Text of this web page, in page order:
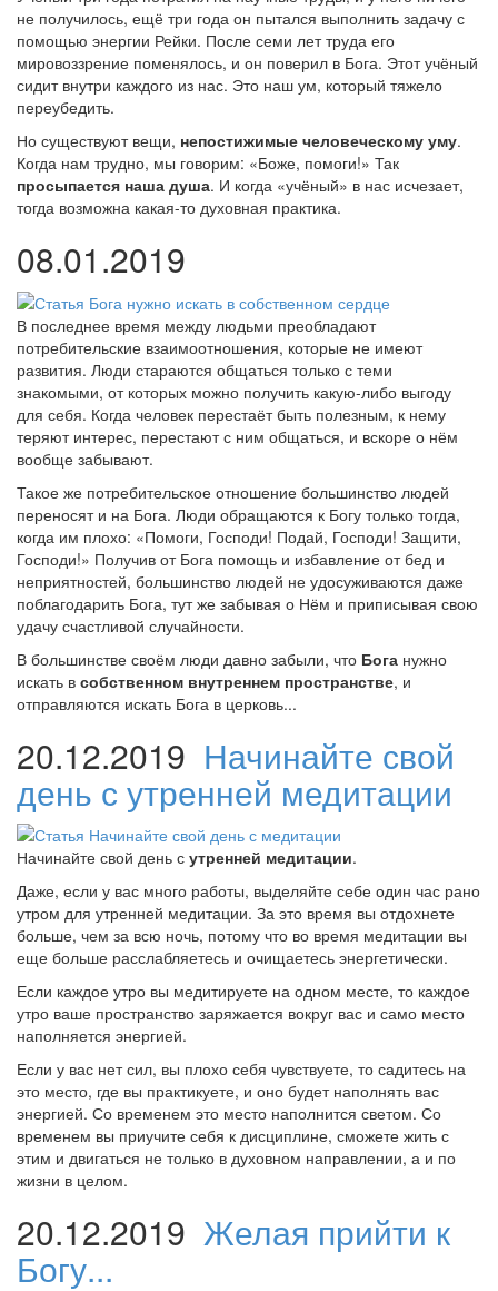
не получилось, ещё три года он пытался выполнить задачу с
помощью энергии Рейки. После семи лет труда его
мировоззрение поменялось, и он поверил в Бога. Этот учёный
сидит внутри каждого из нас. Это наш ум, который тяжело
переубедить.
Но существуют вещи, непостижимые человеческому уму.
Когда нам трудно, мы говорим: «Боже, помоги!» Так
просыпается наша душа. И когда «учёный» в нас исчезает,
тогда возможна какая-то духовная практика.
08.01.2019
В последнее время между людьми преобладают
потребительские взаимоотношения, которые не имеют
развития. Люди стараются общаться только с теми
знакомыми, от которых можно получить какую-либо выгоду
для себя. Когда человек перестаёт быть полезным, к нему
теряют интерес, перестают с ним общаться, и вскоре о нём
вообще забывают.
Такое же потребительское отношение большинство людей
переносят и на Бога. Люди обращаются к Богу только тогда,
когда им плохо: «Помоги, Господи! Подай, Господи! Защити,
Господи!» Получив от Бога помощь и избавление от бед и
неприятностей, большинство людей не удосуживаются даже
поблагодарить Бога, тут же забывая о Нём и приписывая свою
удачу счастливой случайности.
В большинстве своём люди давно забыли, что Бога нужно
искать в собственном внутреннем пространстве, и
отправляются искать Бога в церковь...
20.12.2019 Начинайте свой
день с утренней медитации
Начинайте свой день с утренней медитации.
Даже, если у вас много работы, выделяйте себе один час рано
утром для утренней медитации. За это время вы отдохнете
больше, чем за всю ночь, потому что во время медитации вы
еще больше расслабляетесь и очищаетесь энергетически.
Если каждое утро вы медитируете на одном месте, то каждое
утро ваше пространство заряжается вокруг вас и само место
наполняется энергией.
Если у вас нет сил, вы плохо себя чувствуете, то садитесь на
это место, где вы практикуете, и оно будет наполнять вас
энергией. Со временем это место наполнится светом. Со
временем вы приучите себя к дисциплине, сможете жить с
этим и двигаться не только в духовном направлении, а и по
жизни в целом.
20.12.2019 Желая прийти к
Богу...